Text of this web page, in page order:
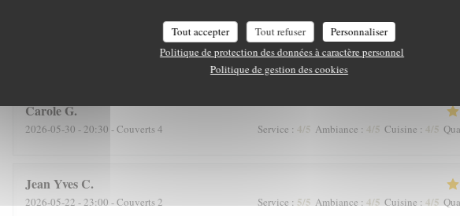
Tout accepter Tout refuser
Personnaliser
Politique de protection des données à caractère personnel
Politique de gestion des cookies
CaroleG
2026-05-30 - 20:30 - Couverts 4 Service : 4/5 Ambiance : 4/5 Cuisine : 4/5
Jean Yves C
2026-05-22 - 23:00 - Couverts 2 Service : 5/5 Ambiance : 4/5 Cuisine : 4/5